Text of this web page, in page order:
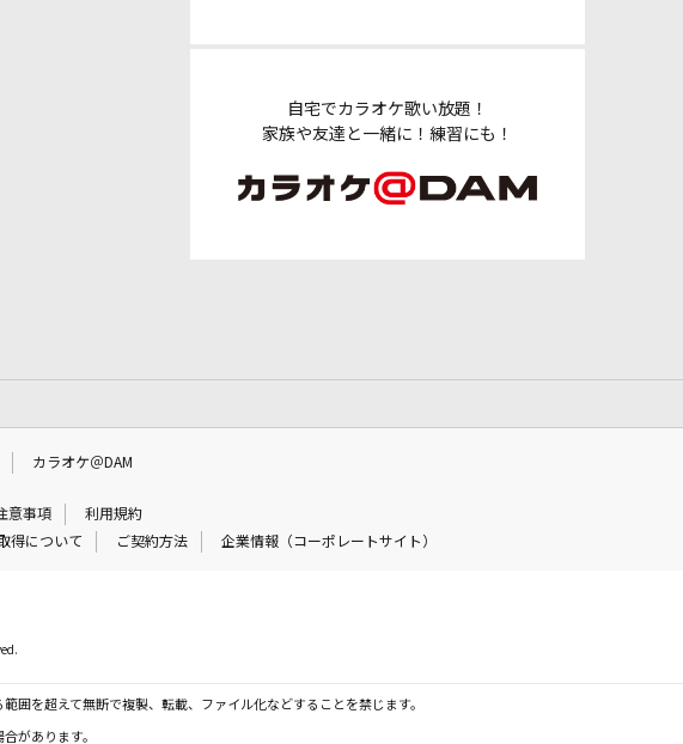
自宅でカラオケ歌い放題！
家族や友達と一緒に！練習にも！
カラオケ＠DAM
意事項
利用規約
得について ご契約方法 企業情報（コーポレートサイト）
囲を超えて無断で複製、転載、ファイル化などすることを禁じます。
があります。